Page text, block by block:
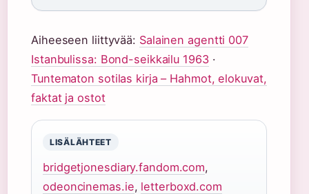
Aiheeseen liittyvää: Salainen agentti 007
Istanbulissa: Bond-seikkailu 1963·
Tuntematon sotilas kirja – Hahmot, elokuvat,
faktat ja ostot
LISÄLÄHTEET
bridgetjonesdiary.fandom.com,
odeoncinemas.ie, letterboxd.com